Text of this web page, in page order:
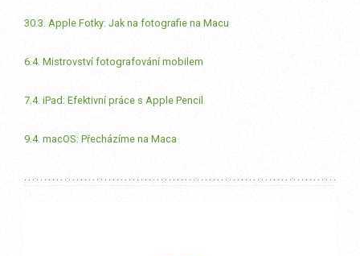
30.3. Apple Fotky: Jak na fotografie na Macu
6.4. Mistrovství fotografování mobilem
7.4. iPad: Efektivní práce s Apple Pencil
9.4. macOS: Přecházíme na Maca